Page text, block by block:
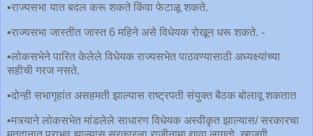
▪️राज्यसभा यात बदल करू शकते किंवा फेटाळू शकते.
▪️राज्यसभा जास्तीत जास्त 6 महिने असे विधेयक रोखून धरू शकते. -
▪️लोकसभेने पारित केलेले विधेयक राज्यसभेत पाठवण्यासाठी अध्यक्ष्यांच्या
सहीची गरज नसते.
▪️दोन्ही सभागृहांत असहमती झाल्यास राष्ट्रपती संयुक्त बैठक बोलावू शकतात
▪️मत्र्याने लोकसभेत मांडलेले साधारण विधेयक अस्वीकृत झाल्यास/ सरकारचा